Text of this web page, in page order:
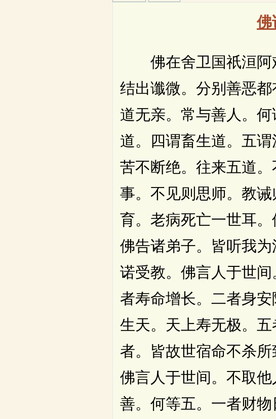
佛在舍卫国祇洹阿
结出谶微。分别善恶
道无亲。常与善人。
道。四谓畜生道。五
苦不断绝。往来五道
事。不见则思师。教
育。老病死亡一世耳。
佛告诸弟子。皆听我
诺受教。佛言人于世
者寿命增长。二者身
生天。天上寿无极。
者。皆故世宿命不杀所
佛言人于世间。不取
善。何等五。一者财